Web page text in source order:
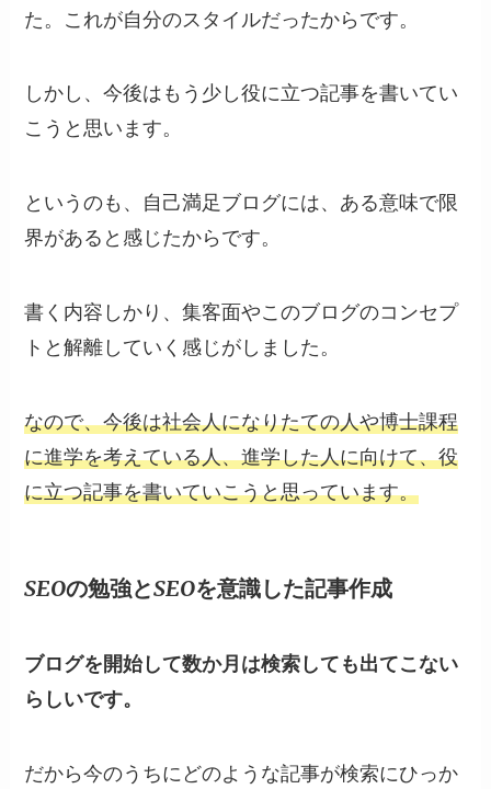
た。これが自分のスタイルだったからです。
しかし、今後はもう少し役に立つ記事を書いてい
こうと思います。
というのも、自己満足ブログには、ある意味で限
界があると感じたからです。
書く内容しかり、集客面やこのブログのコンセプ
トと解離していく感じがしました。
なので、今後は社会人になりたての人や博士課程
に進学を考えている人、進学した人に向けて、役
に立つ記事を書いていこうと思っています。
SEOの勉強とSEOを意識した記事作成
ブログを開始して数か月は検索しても出てこない
らしいです。
だから今のうちにどのような記事が検索にひっか